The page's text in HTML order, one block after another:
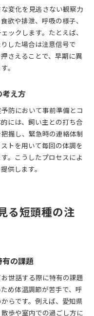
変化を見逃さない観察力
欲や排泄、呼吸の様子、
ックします。たとえば、
した場合は注意信号で
さえることで、早期に異
。
え方
防において事前準備とコ
には、飼い主との打ち合
握し、緊急時の連絡体制
トを用いて毎回の体調を
。こうしたプロセスによ
供します。
る短頭種の注
の課題
世話する際に特有の課題
め体温調節が苦手で、呼
らです。例えば、愛知県
歩や室内での過ごし方に